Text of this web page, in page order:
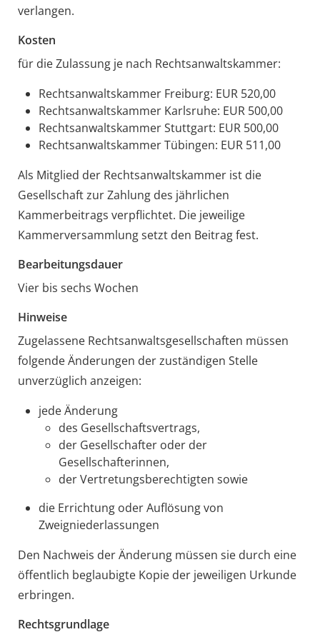
verlangen.
Kosten
für die Zulassung je nach Rechtsanwaltskammer:
Rechtsanwaltskammer Freiburg: EUR 520,00
Rechtsanwaltskammer Karlsruhe: EUR 500,00
Rechtsanwaltskammer Stuttgart: EUR 500,00
Rechtsanwaltskammer Tübingen: EUR 511,00
Als Mitglied der Rechtsanwaltskammer ist die
Gesellschaft zur Zahlung des jährlichen
Kammerbeitrags verpflichtet. Die jeweilige
Kammerversammlung setzt den Beitrag fest.
Bearbeitungsdauer
Vier bis sechs Wochen
Hinweise
Zugelassene Rechtsanwaltsgesellschaften müssen
folgende Änderungen der zuständigen Stelle
unverzüglich anzeigen:
jede Änderung
des Gesellschaftsvertrags,
der Gesellschafter oder der
Gesellschafterinnen,
der Vertretungsberechtigten sowie
die Errichtung oder Auflösung von
Zweigniederlassungen
Den Nachweis der Änderung müssen sie durch eine
öffentlich beglaubigte Kopie der jeweiligen Urkunde
erbringen.
Rechtsgrundlage